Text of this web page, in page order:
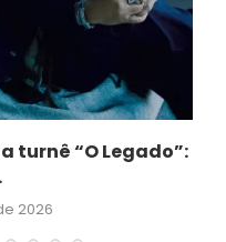
turnê “O Legado”:
2026